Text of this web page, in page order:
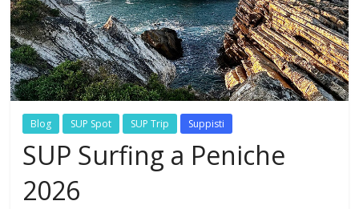
Blog SUP Spot SUP Trip Suppisti
SUP Surfing a Peniche
2026